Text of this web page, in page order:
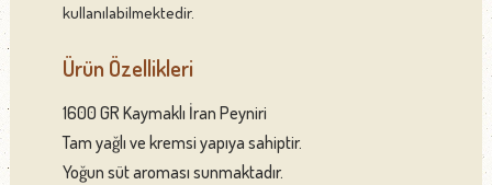
kullanılabilmektedir.
Ürün Özellikleri
1600 GR Kaymaklı İran Peyniri
Tam yağlı ve kremsi yapıya sahiptir.
Yoğun süt aroması sunmaktadır.